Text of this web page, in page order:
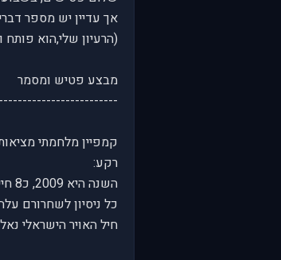
אך עדיין יש מספר
(הרעיון שלי,הוא
מבצע פטיש ומסמר
קמפיין מלחמתי
רקע:
השנה היא 2009, כ8 חיילים נחטפו בגבולות הצפון על ידי פעילי חיזבאללה.
כל ניסיון לשחרורם
חיל האויר הישראלי